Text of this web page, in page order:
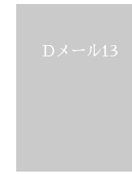
Dメール13